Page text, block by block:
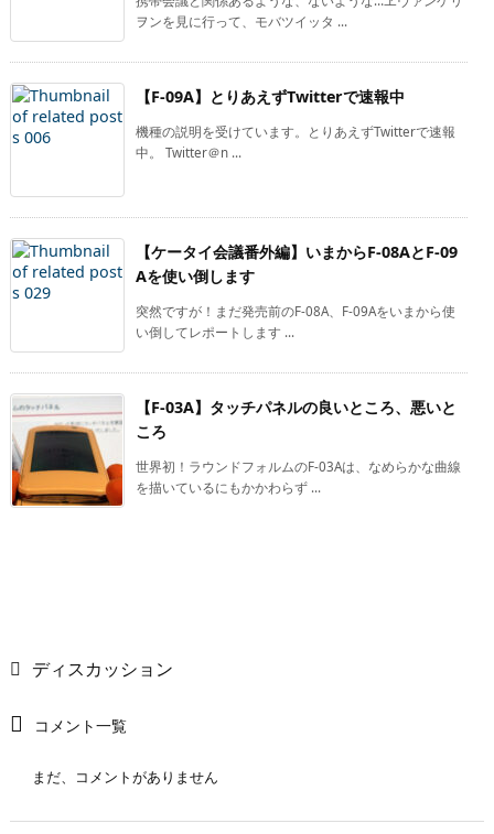
ヲンを見に行って、モバツイッタ ...
【F-09A】とりあえずTwitterで速報中
機種の説明を受けています。とりあえずTwitterで速報
中。 Twitter＠n ...
【ケータイ会議番外編】いまからF-08AとF-09
Aを使い倒します
突然ですが！まだ発売前のF-08A、F-09Aをいまから使
い倒してレポートします ...
【F-03A】タッチパネルの良いところ、悪いと
ころ
世界初！ラウンドフォルムのF-03Aは、なめらかな曲線
を描いているにもかかわらず ...
ディスカッション
コメント一覧
まだ、コメントがありません